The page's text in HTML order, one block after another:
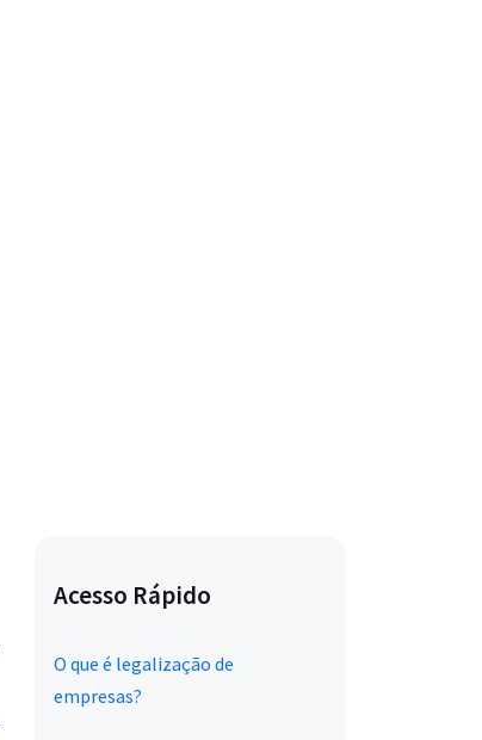
Acesso Rápido
O que é legalização de
empresas?